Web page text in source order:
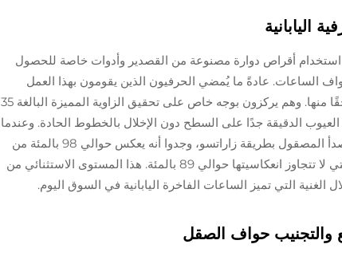
اليابانية
استخدام أقراص دوارة مصنوعة من القصدير وأدوات خاصة للحصول
الساعات. عادةً ما يُمضي الحرفيون الذين يقومون بهذا العمل
حوالي ثلاث سنوات في تعلُّم المهنة قبل أن يتمكّنوا حقًا منها. وهم يركزون بوجه خاص على تحقيق الزاوية المميزة البالغة 35
الدقيقة جدًا على السطح دون الإخلال بالخطوط الحادة. وعندما
قام العلماء باختبار مدى انعكاسية الفولاذ المقاوم للصدأ المصقول بطريقة زاراتسو، وجدوا أنه يعكس حوالي 98 بالمئة من
الضوء، وهي نسبة أفضل بكثير من التقنيات العادية التي لا تتجاوز انعكاسيتها حوالي 89 بالمئة. هذا المستوى الاستثنائي من
التي تميز الساعات الفاخرة اليابانية في السوق اليوم.
والتجنيب حواف الصقل